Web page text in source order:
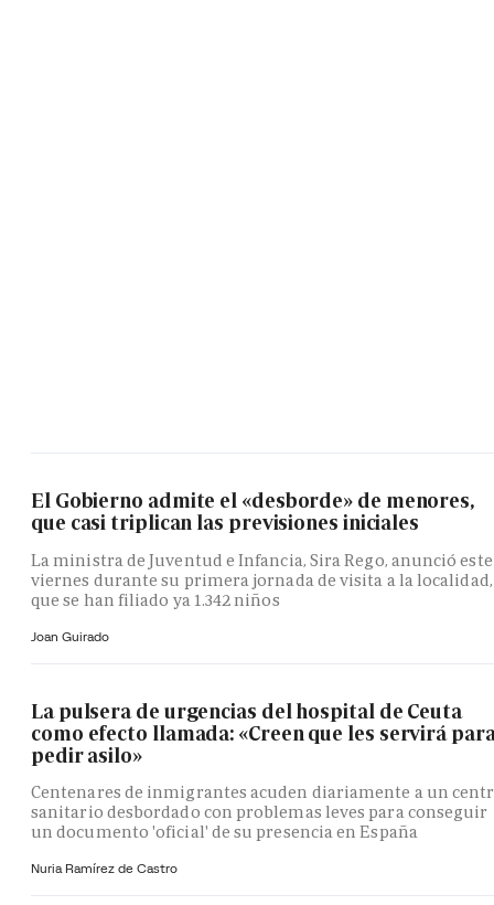
El Gobierno admite el «desborde» de menores,
que casi triplican las previsiones iniciales
La ministra de Juventud e Infancia, Sira Rego, anunció este
viernes durante su primera jornada de visita a la localidad,
que se han filiado ya 1.342 niños
Joan Guirado
La pulsera de urgencias del hospital de Ceuta
como efecto llamada: «Creen que les servirá
pedir asilo»
Centenares de inmigrantes acuden diariamente a un
sanitario desbordado con problemas leves para conseguir
un documento 'oficial' de su presencia en España
Nuria Ramírez de Castro